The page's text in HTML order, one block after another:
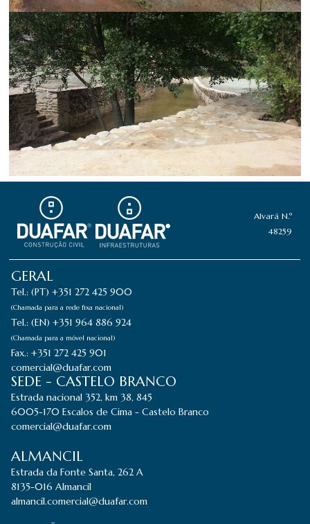
Alvará N.º
48259
GERAL
Tel.: (PT) +351 272 425 900
(Chamada para a rede fixa nacional)
Tel.: (EN) +351 964 886 924
(Chamada para a móvel nacional)
Fax.: +351 272 425 901
comercial@duafar.com
SEDE - CASTELO BRANCO
Estrada nacional 352, km 38, 845
6005-170 Escalos de Cima - Castelo Branco
comercial@duafar.com
ALMANCIL
Estrada da Fonte Santa, 262 A
8135-016 Almancil
almancil.comercial@duafar.com